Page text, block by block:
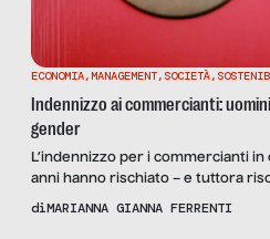
ECONOMIA,MANAGEMENT, SOCIETÀ,
Indennizzo ai commercianti:
gender
L’indennizzo per i commercianti
anni hanno rischiato – e tuttora
a causa della congiuntura
diMARIANNA GIANNA FERRENTI